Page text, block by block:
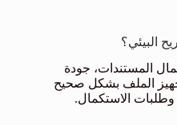
البيئي؟
المستندات، جودة
الملف بشكل صحيح
وطلبات الاستكمال.